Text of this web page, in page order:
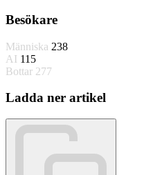
Besökare
Människa 238
AI 115
Bottar 277
Ladda ner artikel